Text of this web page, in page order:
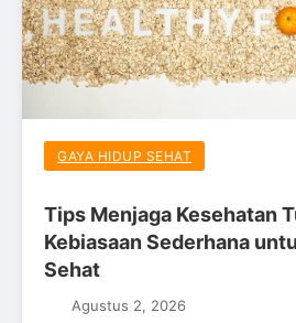
GAYA HIDUP SEHAT
Tips Menjaga Kesehatan
Kebiasaan Sederhana
Sehat
Agustus 2, 2026